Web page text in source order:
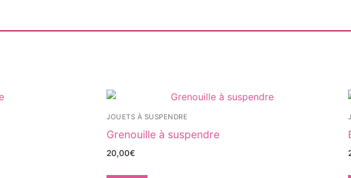
JOUETS À SUSPENDRE
Grenouille à suspendre
20,00€